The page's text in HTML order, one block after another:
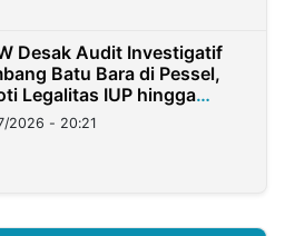
Desak Audit Investigatif
Batu Bara di Pessel,
Legalitas IUP hingga
2026 - 20:21